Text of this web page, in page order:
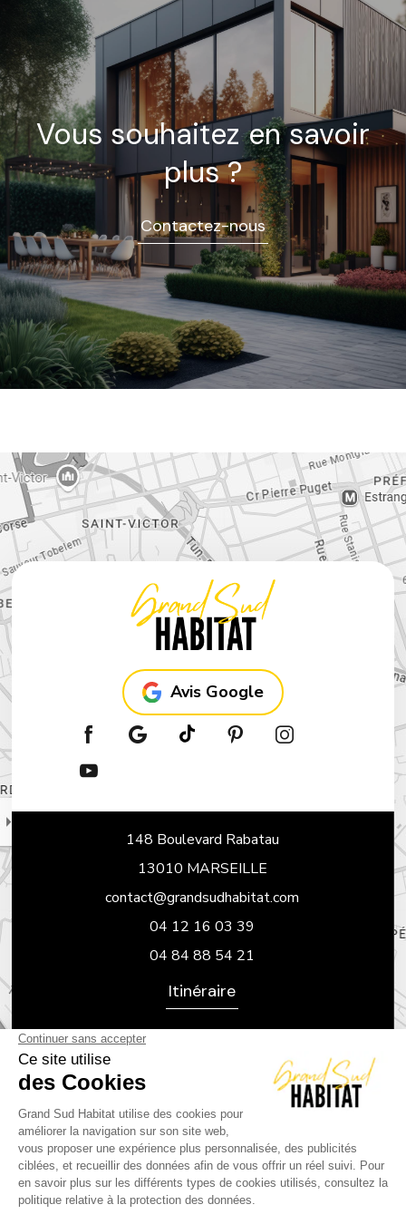
Vous souhaitez en savoir
plus ?
Contactez-nous
Nos avis
Avis Google
148 Boulevard Rabatau
13010 MARSEILLE
contact@grandsudhabitat.com
04 12 16 03 39
04 84 88 54 21
Itinéraire
Informations complémentaires
Politique de confidentialité
Flux RSS